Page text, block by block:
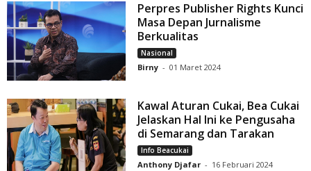
Perpres Publisher Rights Kunci
Masa Depan Jurnalisme
Berkualitas
Nasional
Birny - 01 Maret 2024
Kawal Aturan Cukai, Bea Cukai
Jelaskan Hal Ini ke Pengusaha
di Semarang dan Tarakan
Info Beacukai
Anthony Djafar - 16 Februari 2024